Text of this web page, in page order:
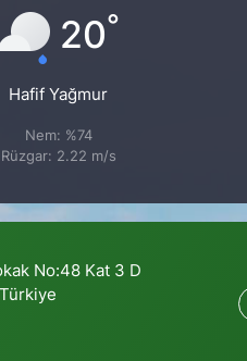
20°
Hafif Yağmur
Nem: %74
Rüzgar: 2.22 m/s
No:48 Kat 3 D